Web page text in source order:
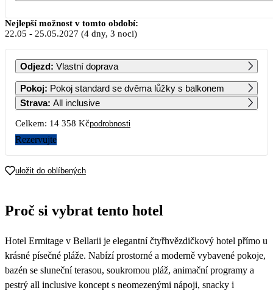
Květen 2027
PO ÚT ST ČT PÁ SO NE
1 2
3 4 5 6 7 8 9
10
17 18
24
7 179
25 26 27
31
9 039
Nejlepší možnost v tomto období:
22.05 - 25.05.2027 (4 dny, 3 noci)
Odjezd: Vlastní doprava
Pokoj:
Pokoj standard se dvěma lůžky s balkonem
Strava: All inclusive
Celkem: 14 358 Kčpodrobnosti
Rezervujte
uložit do oblíbených
Proč si vybrat tento hotel
Hotel Ermitage v Bellarii je elegantní čtyřhvězdičkový hotel přímo u
krásné písečné pláže. Nabízí prostorné a moderně vybavené pokoje,
bazén se sluneční terasou, soukromou pláž, animační programy a
pestrý all inclusive koncept s neomezenými nápoji, snacky i